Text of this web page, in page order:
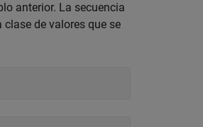
anterior. La secuencia
de valores que se